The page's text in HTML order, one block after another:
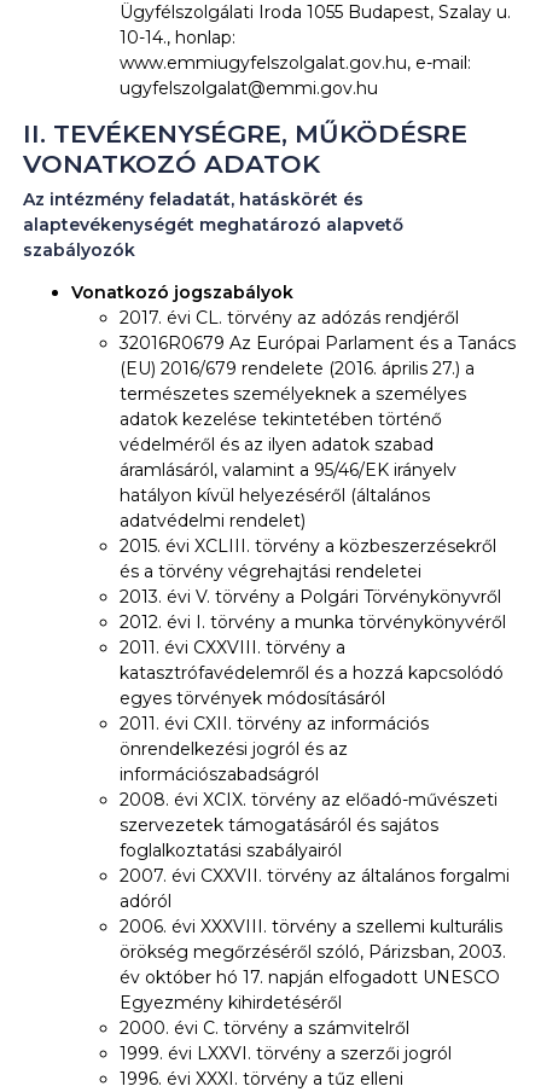
Ügyfélszolgálati Iroda 1055 Budapest, Szalay u.
10-14., honlap:
www.emmiugyfelszolgalat.gov.hu, e-mail:
ugyfelszolgalat@emmi.gov.hu
II. TEVÉKENYSÉGRE, MŰKÖDÉSRE
VONATKOZÓ ADATOK
Az intézmény feladatát, hatáskörét és
alaptevékenységét meghatározó alapvető
szabályozók
Vonatkozó jogszabályok
2017. évi CL. törvény az adózás rendjéről
32016R0679 Az Európai Parlament és a Tanács
(EU) 2016/679 rendelete (2016. április 27.) a
természetes személyeknek a személyes
adatok kezelése tekintetében történő
védelméről és az ilyen adatok szabad
áramlásáról, valamint a 95/46/EK irányelv
hatályon kívül helyezéséről (általános
adatvédelmi rendelet)
2015. évi XCLIII. törvény a közbeszerzésekről
és a törvény végrehajtási rendeletei
2013. évi V. törvény a Polgári Törvénykönyvről
2012. évi I. törvény a munka törvénykönyvéről
2011. évi CXXVIII. törvény a
katasztrófavédelemről és a hozzá kapcsolódó
egyes törvények módosításáról
2011. évi CXII. törvény az információs
önrendelkezési jogról és az
információszabadságról
2008. évi XCIX. törvény az előadó-művészeti
szervezetek támogatásáról és sajátos
foglalkoztatási szabályairól
2007. évi CXXVII. törvény az általános forgalmi
adóról
2006. évi XXXVIII. törvény a szellemi kulturális
örökség megőrzéséről szóló, Párizsban, 2003.
év október hó 17. napján elfogadott UNESCO
Egyezmény kihirdetéséről
2000. évi C. törvény a számvitelről
1999. évi LXXVI. törvény a szerzői jogról
1996. évi XXXI. törvény a tűz elleni